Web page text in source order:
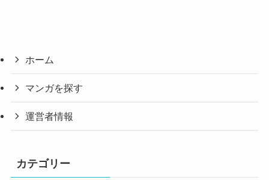
ホーム
マンガを探す
運営者情報
カテゴリー